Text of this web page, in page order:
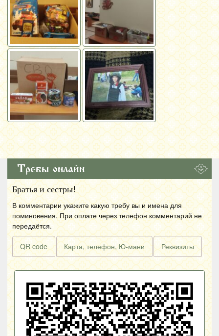
Требы онлайн
Братья и сестры!
В комментарии укажите какую требу вы и имена для
поминовения. При оплате через телефон комментарий не
передаётся.
QR code Карта, телефон, Ю-мани Реквизиты